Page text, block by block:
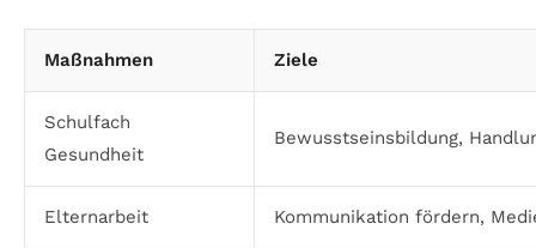
Maßnahmen Ziele
Schulfach
Gesundheit
Bewusstseinsbildung,
Elternarbeit Kommunikation fördern,